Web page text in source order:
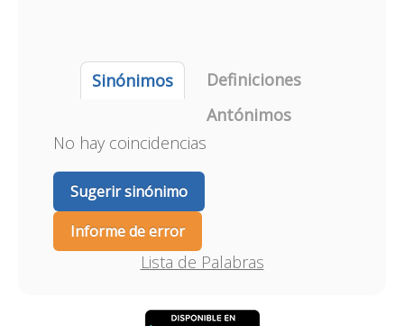
Sinónimos
Definiciones
Antónimos
No hay coincidencias
Sugerir sinónimo
Informe de error
Lista de Palabras